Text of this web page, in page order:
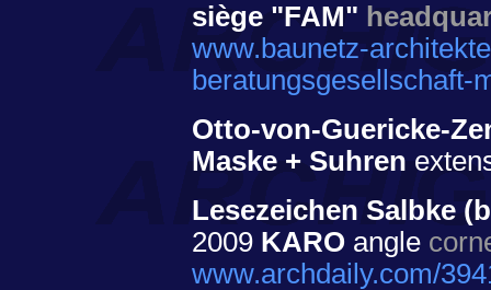
siège "FAM"
www.baunetz-
beratungsgesellschaft-
Otto-von-Guericke-
Maske + Suhren
Lesezeichen Salbke
2009 KARO angle
www.archdaily.com/